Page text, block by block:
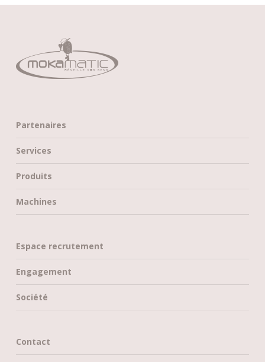
Partenaires
Services
Produits
Machines
Espace recrutement
Engagement
Société
Contact